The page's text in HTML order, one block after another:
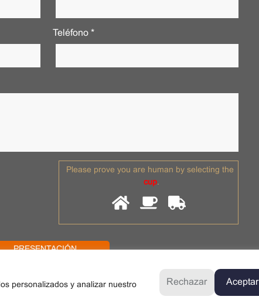
personalizados y analizar nuestro
Rechazar Aceptar
Teléfono *
Please prove you are human by selecting the
cup.